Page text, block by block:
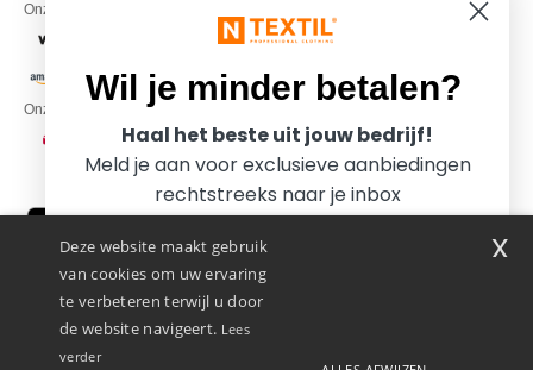
Onze financiële partners
Onze transporteurs
Deze website maakt gebruik
van cookies om uw ervaring
te verbeteren terwijl u door
de website navigeert. Lees
verder
x
Wil je minder betalen?
Haal het beste uit jouw bedrijf!
Meld je aan voor exclusieve aanbiedingen
rechtstreeks naar je inbox